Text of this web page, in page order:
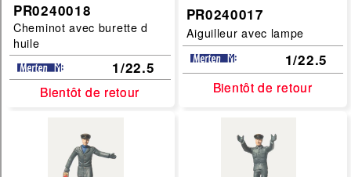
PR0240018
Cheminot avec burette d
huile
1/22.5
Bientôt de retour
Bientôt de retour
PR0240017
Aiguilleur avec lampe
1/22.5
Bientôt de retour
Bientôt de retour